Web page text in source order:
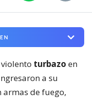
turbazo en
a su
de fuego,